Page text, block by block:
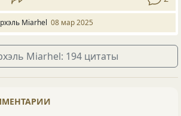
Miarhel 08 мар 2025
Miarhel: 194 цитаты